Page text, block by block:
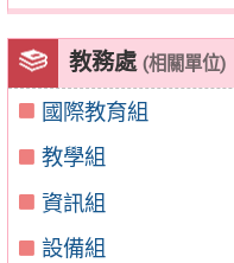
教務處 (相關單位)
國際教育組
教學組
資訊組
設備組